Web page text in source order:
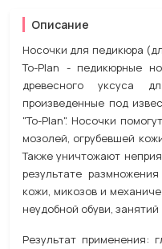
Описание
Носочки для педикюра
To-Plan - педикюрные
древесного уксуса
произведенные под
"To-Plan". Носочки
мозолей, огрубевшей
Также уничтожают
результате
кожи, микозов и
неудобной обуви,
Результат применения: